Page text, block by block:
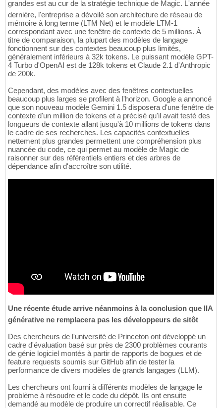
grandes est au cur de la stratégie technique de Magic. L'année
dernière, l'entreprise a dévoilé son architecture de réseau de
mémoire à long terme (LTM Net) et le modèle LTM-1
correspondant avec une fenêtre de contexte de 5 millions. À
titre de comparaison, la plupart des modèles de langage
fonctionnent sur des contextes beaucoup plus limités,
généralement inférieurs à 32k tokens. Le puissant modèle GPT-
4 Turbo d'OpenAI est de 128k tokens et Claude 2.1 d'Anthropic
de 200k.
Cependant, des modèles avec des fenêtres contextuelles
beaucoup plus larges se profilent à l'horizon. Google a annoncé
que son nouveau modèle Gemini 1.5 disposera d'une fenêtre de
contexte d'un million de tokens et a précisé qu'il avait testé des
longueurs de contexte allant jusqu'à 10 millions de tokens dans
le cadre de ses recherches. Les capacités contextuelles
nettement plus grandes permettent une compréhension plus
nuancée du code, ce qui permet au modèle de Magic de
raisonner sur des référentiels entiers et des arbres de
dépendance afin d'accroître son utilité.
Une récente étude arrive néanmoins à la conclusion que lIA
générative ne remplacera pas les développeurs de sitôt
Des chercheurs de l'université de Princeton ont développé un
cadre d'évaluation basé sur près de 2300 problèmes courants
de génie logiciel montés à partir de rapports de bogues et de
feature requests soumis sur GitHub afin de tester la
performance de divers modèles de grands langages (LLM).
Les chercheurs ont fourni à différents modèles de langage le
problème à résoudre et le code du dépôt. Ils ont ensuite
demandé au modèle de produire un correctif réalisable. Ce